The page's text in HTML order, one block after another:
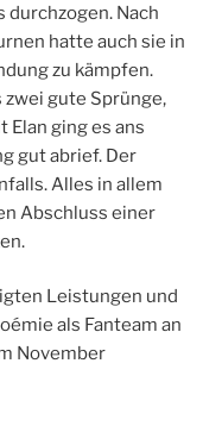
Nach
hatte auch sie in
zu kämpfen.
gute Sprünge,
Elan ging es ans
gut abrief. Der
Alles in allem
Abschluss einer
Leistungen und
als Fanteam an
November